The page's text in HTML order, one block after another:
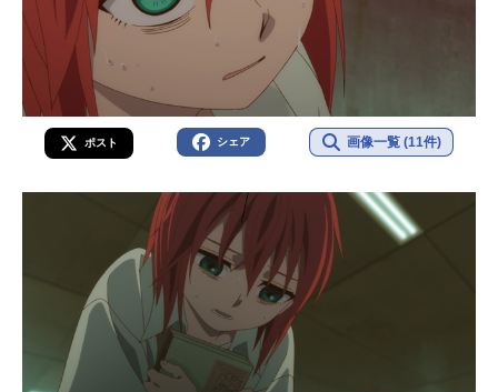
ポスト シェア 画像一覧 (11件)